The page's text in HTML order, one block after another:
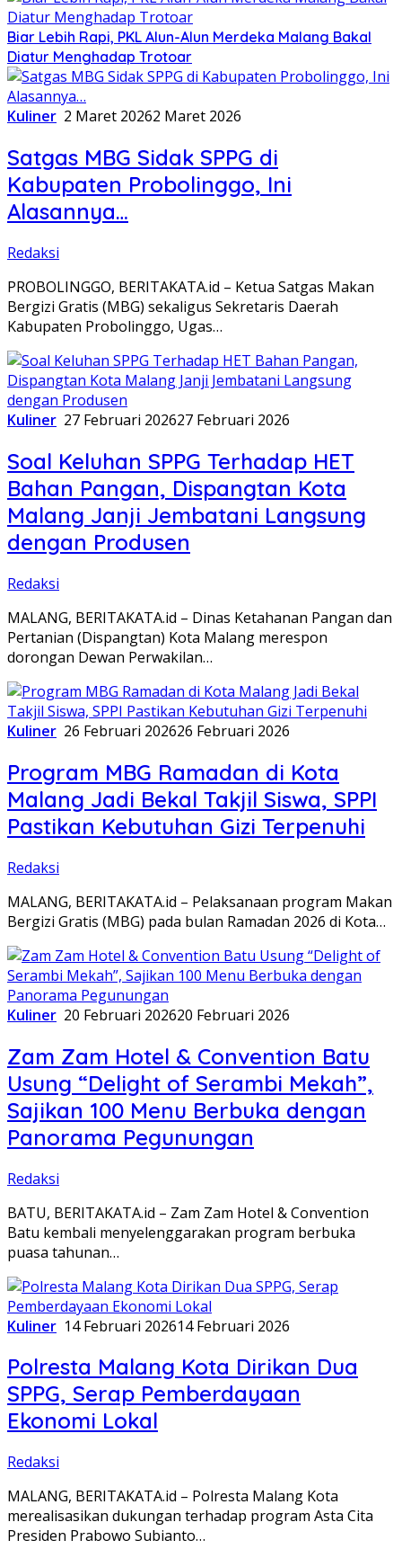
Biar Lebih Rapi, PKL Alun-Alun Merdeka Malang Bakal
Diatur Menghadap Trotoar
Kuliner 2 Maret 20262 Maret 2026
Satgas MBG Sidak SPPG di
Kabupaten Probolinggo, Ini
Alasannya…
Redaksi
PROBOLINGGO, BERITAKATA.id – Ketua Satgas Makan
Bergizi Gratis (MBG) sekaligus Sekretaris Daerah
Kabupaten Probolinggo, Ugas…
Kuliner 27 Februari 202627 Februari 2026
Soal Keluhan SPPG Terhadap HET
Bahan Pangan, Dispangtan Kota
Malang Janji Jembatani Langsung
dengan Produsen
Redaksi
MALANG, BERITAKATA.id – Dinas Ketahanan Pangan dan
Pertanian (Dispangtan) Kota Malang merespon
dorongan Dewan Perwakilan…
Kuliner 26 Februari 202626 Februari 2026
Program MBG Ramadan di Kota
Malang Jadi Bekal Takjil Siswa, SPPI
Pastikan Kebutuhan Gizi Terpenuhi
Redaksi
MALANG, BERITAKATA.id – Pelaksanaan program Makan
Bergizi Gratis (MBG) pada bulan Ramadan 2026 di Kota…
Kuliner 20 Februari 202620 Februari 2026
Zam Zam Hotel & Convention Batu
Usung “Delight of Serambi Mekah”,
Sajikan 100 Menu Berbuka dengan
Panorama Pegunungan
Redaksi
BATU, BERITAKATA.id – Zam Zam Hotel & Convention
Batu kembali menyelenggarakan program berbuka
puasa tahunan…
Kuliner 14 Februari 202614 Februari 2026
Polresta Malang Kota Dirikan Dua
SPPG, Serap Pemberdayaan
Ekonomi Lokal
Redaksi
MALANG, BERITAKATA.id – Polresta Malang Kota
merealisasikan dukungan terhadap program Asta Cita
Presiden Prabowo Subianto…